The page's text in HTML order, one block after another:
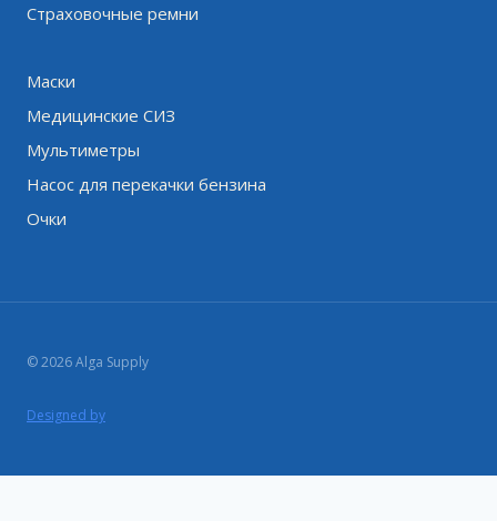
Страховочные ремни
Маски
Медицинские СИЗ
Мультиметры
Насос для перекачки бензина
Очки
© 2026 Alga Supply
Designed by